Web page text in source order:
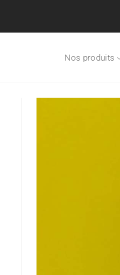
Nos produits